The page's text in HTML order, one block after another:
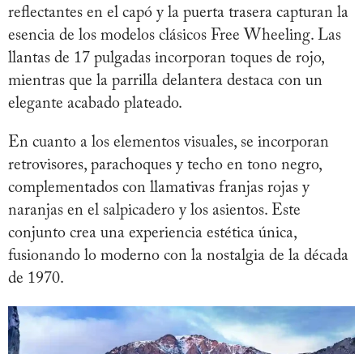
reflectantes en el capó y la puerta trasera capturan la
esencia de los modelos clásicos Free Wheeling. Las
llantas de 17 pulgadas incorporan toques de rojo,
mientras que la parrilla delantera destaca con un
elegante acabado plateado.
En cuanto a los elementos visuales, se incorporan
retrovisores, parachoques y techo en tono negro,
complementados con llamativas franjas rojas y
naranjas en el salpicadero y los asientos. Este
conjunto crea una experiencia estética única,
fusionando lo moderno con la nostalgia de la década
de 1970.